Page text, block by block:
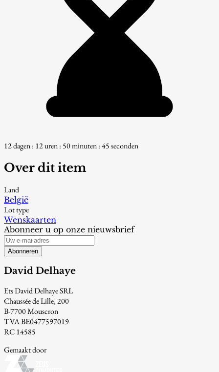
12 dagen : 12 uren : 50 minuten : 44 seconden
Over dit item
Land
België
Lot type
Wenskaarten
Abonneer u op onze nieuwsbrief
Abonneren
David Delhaye
Ets David Delhaye SRL
Chaussée de Lille, 200
B-7700 Mouscron
TVA BE0477597019
RC 14585
Gemaakt door